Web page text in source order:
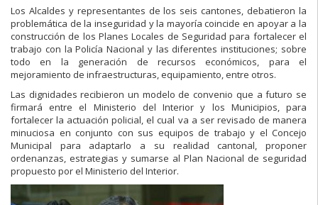
Los Alcaldes y representantes de los seis cantones, debatieron la
problemática de la inseguridad y la mayoría coincide en apoyar a la
construcción de los Planes Locales de Seguridad para fortalecer el
trabajo con la Policía Nacional y las diferentes instituciones; sobre
todo en la generación de recursos económicos, para el
mejoramiento de infraestructuras, equipamiento, entre otros.
Las dignidades recibieron un modelo de convenio que a futuro se
firmará entre el Ministerio del Interior y los Municipios, para
fortalecer la actuación policial, el cual va a ser revisado de manera
minuciosa en conjunto con sus equipos de trabajo y el Concejo
Municipal para adaptarlo a su realidad cantonal, proponer
ordenanzas, estrategias y sumarse al Plan Nacional de seguridad
propuesto por el Ministerio del Interior.